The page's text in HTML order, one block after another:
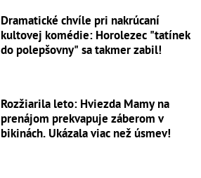
Dramatické chvíle pri nakrúcaní
kultovej komédie: Horolezec "tatínek
do polepšovny" sa takmer zabil!
Rozžiarila leto: Hviezda Mamy na
prenájom prekvapuje záberom v
bikinách. Ukázala viac než úsmev!